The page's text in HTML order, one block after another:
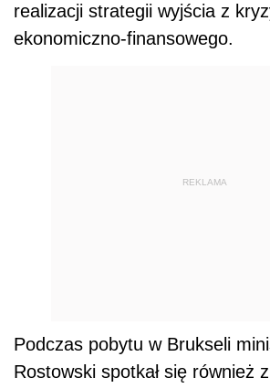
realizacji strategii wyjścia z
ekonomiczno-finansowego.
REKLAMA
Podczas pobytu w Brukseli
Rostowski spotkał się również